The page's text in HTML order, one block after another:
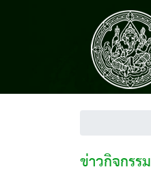
ข่าวกิจกรรม